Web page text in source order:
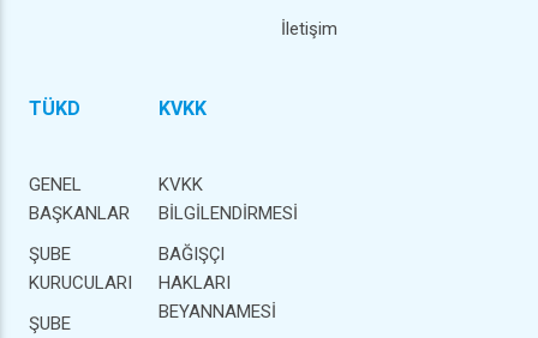
İletişim
TÜKD
GENEL
BAŞKANLAR
ŞUBE
KURUCULARI
ŞUBE
KVKK
KVKK
BİLGİLENDİRMESİ
BAĞIŞÇI
HAKLARI
BEYANNAMESİ